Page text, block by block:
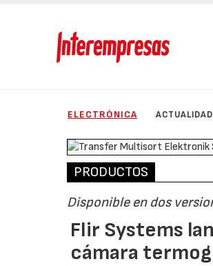
ELECTRÓNICA ACTUALIDAD
PRODUCTOS
Disponible en dos
Flir Systems
cámara